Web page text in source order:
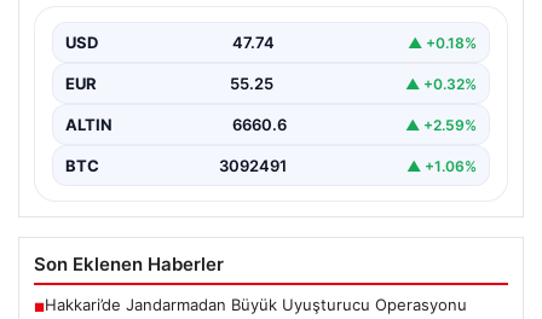
endişe verici sesler sonrası gece saatlerinde tahliye
edilen dört…
USD 47.74 ▲ +0.18%
EUR 55.25 ▲ +0.32%
ALTIN 6660.6 ▲ +2.59%
BTC 3092491 ▲ +1.06%
Son Eklenen Haberler
■Hakkari’de Jandarmadan Büyük Uyuşturucu Operasyonu